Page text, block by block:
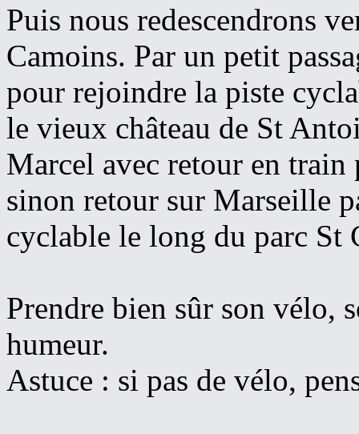
Puis nous redescendrons
Camoins. Par un petit
pour rejoindre la piste
le vieux château de St
Marcel avec retour en
sinon retour sur Marseille
cyclable le long du parc St
Prendre bien sûr son vélo,
humeur.
Astuce : si pas de vélo,